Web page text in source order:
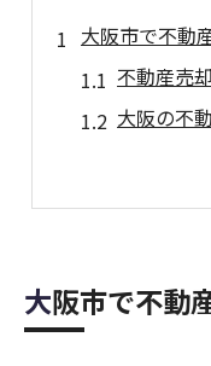
大阪市で不動
不動産売
大阪の不
失敗しな
ランキン
高値売却を目
大阪市で不